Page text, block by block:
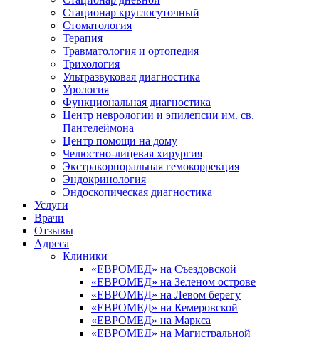
Стационар круглосуточный
Стоматология
Терапия
Травматология и ортопедия
Трихология
Ультразвуковая диагностика
Урология
Функциональная диагностика
Центр неврологии и эпилепсии им. св.
Пантелеймона
Центр помощи на дому
Челюстно-лицевая хирургия
Экстракорпоральная гемокоррекция
Эндокринология
Эндоскопическая диагностика
Услуги
Врачи
Отзывы
Адреса
Клиники
«ЕВРОМЕД» на Съездовской
«ЕВРОМЕД» на Зеленом острове
«ЕВРОМЕД» на Левом берегу
«ЕВРОМЕД» на Кемеровской
«ЕВРОМЕД» на Маркса
«ЕВРОМЕД» на Магистральной